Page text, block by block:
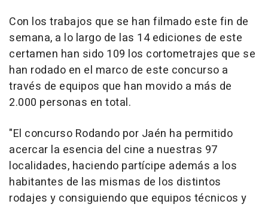
Con los trabajos que se han filmado este fin de
semana, a lo largo de las 14 ediciones de este
certamen han sido 109 los cortometrajes que se
han rodado en el marco de este concurso a
través de equipos que han movido a más de
2.000 personas en total.
"El concurso Rodando por Jaén ha permitido
acercar la esencia del cine a nuestras 97
localidades, haciendo partícipe además a los
habitantes de las mismas de los distintos
rodajes y consiguiendo que equipos técnicos y